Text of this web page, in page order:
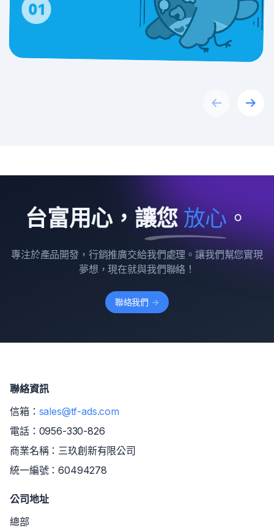
PreviousNext
台富用心，讓您放心。
專注於產品開發，行銷推廣交給我們處理。讓我們幫您實現
夢想，現在就與我們聯絡！
聯絡我們 ->
聯絡資訊
信箱： sales@tf-ads.com
電話： 0956-330-826
商業名稱：三玖創新有限公司
統一編號：60494278
公司地址
總部